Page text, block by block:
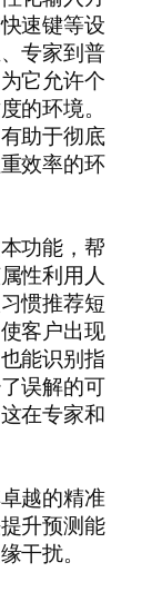
速键等设
专家到普
它允许个
的环境。
助于彻底
效率的环
功能，帮
性利用人
惯推荐短
客户出现
能识别指
误解的可
在专家和
越的精准
升预测能
干扰。